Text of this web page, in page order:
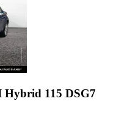
Hybrid 115 DSG7